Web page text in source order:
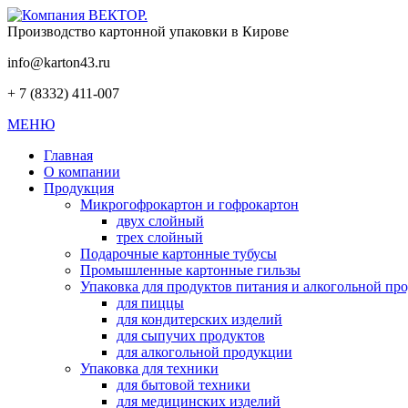
Производство картонной упаковки в Кирове
info@karton43.ru
+ 7 (8332) 411-007
МЕНЮ
Главная
О компании
Продукция
Микрогофрокартон и гофрокартон
двух слойный
трех слойный
Подарочные картонные тубусы
Промышленные картонные гильзы
Упаковка для продуктов питания и алкогольной
для пиццы
для кондитерских изделий
для сыпучих продуктов
для алкогольной продукции
Упаковка для техники
для бытовой техники
для медицинских изделий